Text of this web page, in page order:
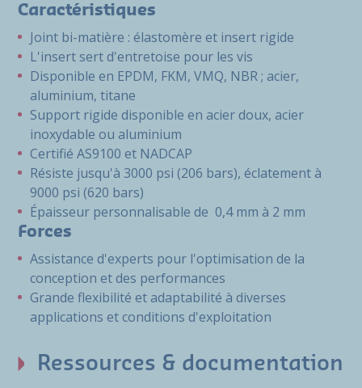
Caractéristiques
Joint bi-matière : élastomère et insert rigide
L'insert sert d'entretoise pour les vis
Disponible en EPDM, FKM, VMQ, NBR ; acier,
aluminium, titane
Support rigide disponible en acier doux, acier
inoxydable ou aluminium
Certifié AS9100 et NADCAP
Résiste jusqu'à 3000 psi (206 bars), éclatement à
9000 psi (620 bars)
Épaisseur personnalisable de 0,4 mm à 2 mm
Forces
Assistance d'experts pour l'optimisation de la
conception et des performances
Grande flexibilité et adaptabilité à diverses
applications et conditions d'exploitation
Ressources & documentation